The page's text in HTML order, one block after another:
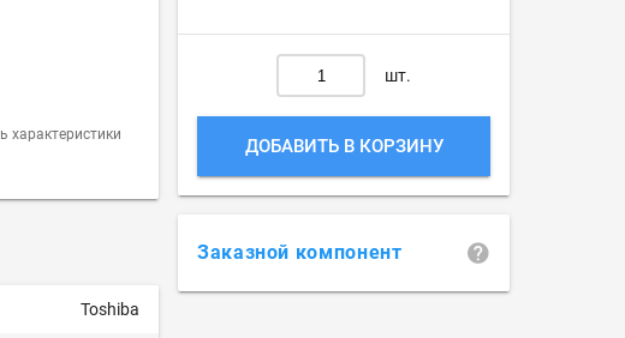
характеристики
Toshiba
шт.
ДОБАВИТЬ В КОРЗИНУ
Заказной компонент